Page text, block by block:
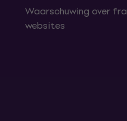
Waarschuwing over
websites